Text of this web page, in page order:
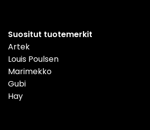
Suositut tuotemerkit
Artek
Louis Poulsen
Marimekko
Gubi
Hay